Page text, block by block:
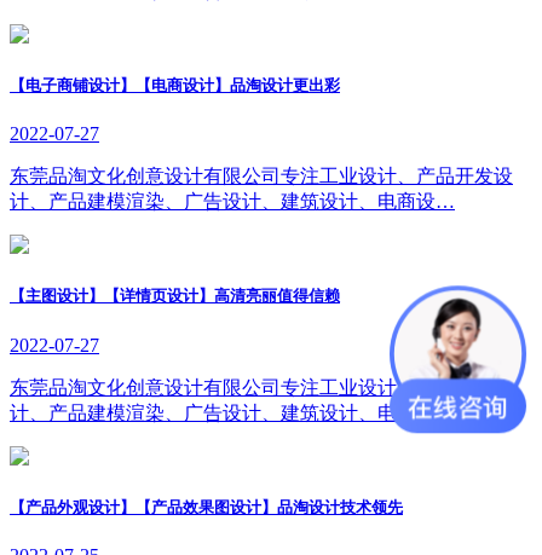
【电子商铺设计】【电商设计】品淘设计更出彩
2022-07-27
东莞品淘文化创意设计有限公司专注工业设计、产品开发设
计、产品建模渲染、广告设计、建筑设计、电商设…
【主图设计】【详情页设计】高清亮丽值得信赖
2022-07-27
东莞品淘文化创意设计有限公司专注工业设计、产品开发设
计、产品建模渲染、广告设计、建筑设计、电商设…
【产品外观设计】【产品效果图设计】品淘设计技术领先